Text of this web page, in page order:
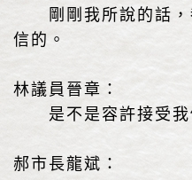
剛剛我所說的話，
信的。
林議員晉章：
是不是容許接受我
郝市長龍斌：